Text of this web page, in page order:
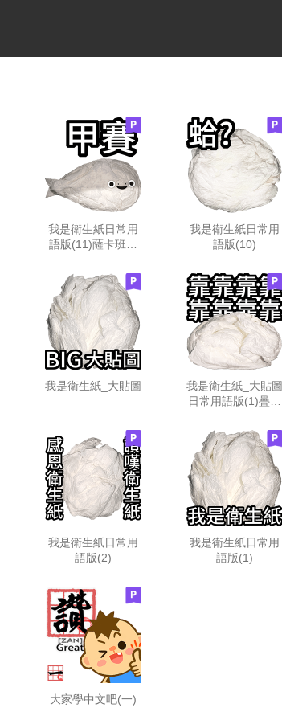
我是衛生紙日常用
語版(11)薩卡班甲
我是衛生紙日常用
語版(10)
我是衛生紙_大貼圖
我是衛生紙_大貼圖
日常用語版(1)疊字
我是衛生紙日常用
語版(2)
我是衛生紙日常用
語版(1)
大家學中文吧(一)